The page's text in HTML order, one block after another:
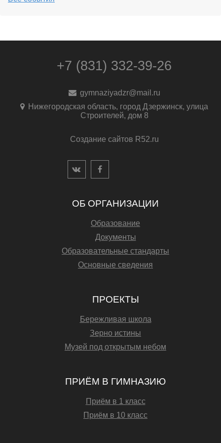
+7 (831) 332-39-26
gymnaziyadzr@mail.ru
Нижегородская область, город Дзержинск, улица
Строителей, дом 8
Создание сайтов R52.ru
ОБ ОРГАНИЗАЦИИ
Образование
Документы
Образовательные стандарты
Основные сведения
ПРОЕКТЫ
Бережливая школа
Зерно истины
Музей под открытым небом
ПРИЁМ В ГИМНАЗИЮ
Приём в 1 класс
Приём в 10 класс